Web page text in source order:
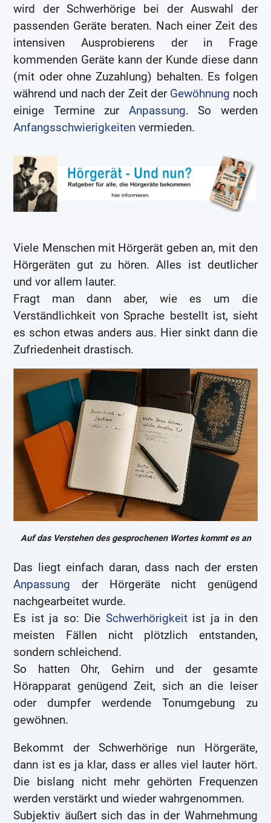
wird der Schwerhörige bei der Auswahl der
passenden Geräte beraten. Nach einer Zeit des
intensiven Ausprobierens der in Frage
kommenden Geräte kann der Kunde diese dann
(mit oder ohne Zuzahlung) behalten. Es folgen
während und nach der Zeit der Gewöhnung noch
einige Termine zur Anpassung. So werden
Anfangsschwierigkeiten vermieden.
Viele Menschen mit Hörgerät geben an, mit den
Hörgeräten gut zu hören. Alles ist deutlicher
und vor allem lauter.
Fragt man dann aber, wie es um die
Verständlichkeit von Sprache bestellt ist, sieht
es schon etwas anders aus. Hier sinkt dann die
Zufriedenheit drastisch.
Auf das Verstehen des gesprochenen Wortes kommt es an
Das liegt einfach daran, dass nach der ersten
Anpassung der Hörgeräte nicht genügend
nachgearbeitet wurde.
Es ist ja so: Die Schwerhörigkeitist ja in den
meisten Fällen nicht plötzlich entstanden,
sondern schleichend.
So hatten Ohr, Gehirn und der gesamte
Hörapparat genügend Zeit, sich an die leiser
oder dumpfer werdende Tonumgebung zu
gewöhnen.
Bekommt der Schwerhörige nun Hörgeräte,
dann ist es ja klar, dass er alles viel lauter hört.
Die bislang nicht mehr gehörten Frequenzen
werden verstärkt und wieder wahrgenommen.
Subjektiv äußert sich das in der Wahrnehmung